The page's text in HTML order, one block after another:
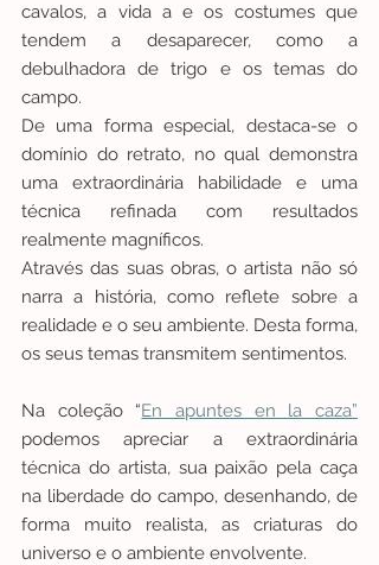
cavalos, a vida a e os costumes que
tendem a desaparecer, como a
debulhadora de trigo e os temas do
campo.
De uma forma especial, destaca-se o
domínio do retrato, no qual demonstra
uma extraordinária habilidade e uma
técnica refinada com resultados
realmente magníficos.
Através das suas obras, o artista não só
narra a história, como reflete sobre a
realidade e o seu ambiente. Desta forma,
os seus temas transmitem sentimentos.
Na coleção “En apuntes en la caza”
podemos apreciar a extraordinária
técnica do artista, sua paixão pela caça
na liberdade do campo, desenhando, de
forma muito realista, as criaturas do
universo e o ambiente envolvente.